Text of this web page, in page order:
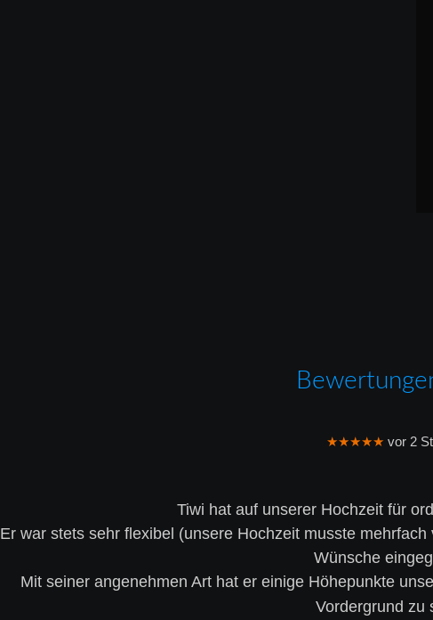
★★★★★ vor 2
Tiwi hat auf unserer Hochzeit für
Er war stets sehr flexibel (unsere Hochzeit musste
Wünsche
Mit seiner angenehmen Art hat er einige Höhepunkte
Vordergrund zu